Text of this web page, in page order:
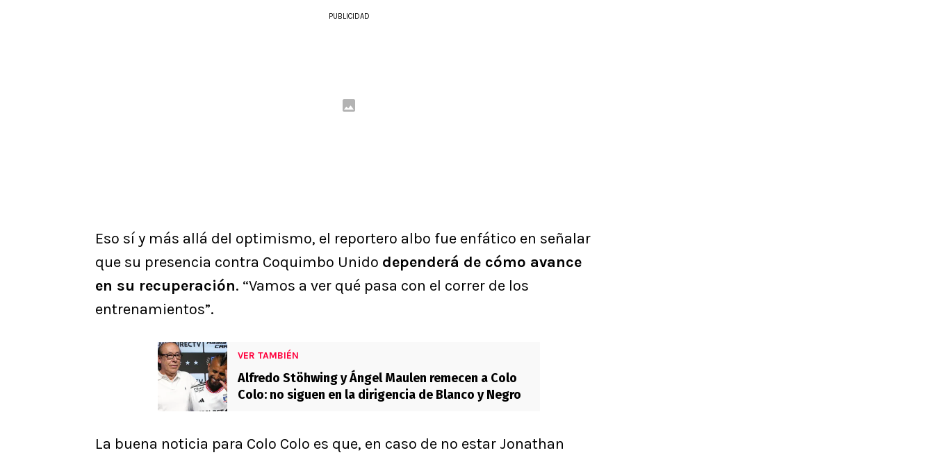
PUBLICIDAD
Eso sí y más allá del optimismo, el reportero albo fue enfático en señalar
que su presencia contra Coquimbo Unido dependerá de cómo avance
en su recuperación. “Vamos a ver qué pasa con el correr de los
entrenamientos”.
VER TAMBIÉN
Alfredo Stöhwing y Ángel Maulen remecen a Colo
Colo: no siguen en la dirigencia de Blanco y Negro
La buena noticia para Colo Colo es que, en caso de no estar Jonathan